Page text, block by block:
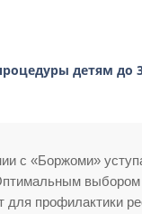
детям до
с «Боржоми»
выбором
профилактики